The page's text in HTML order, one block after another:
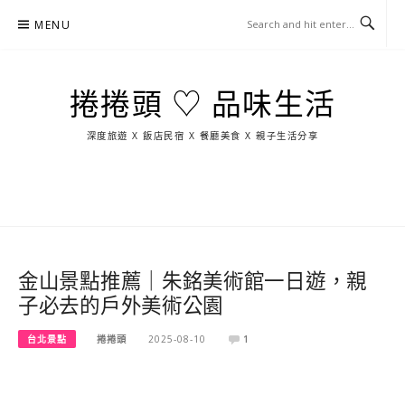
MENU
捲捲頭 ♡ 品味生活
深度旅遊 X 飯店民宿 X 餐廳美食 X 親子生活分享
金山景點推薦｜朱銘美術館一日遊，親
子必去的戶外美術公園
台北景點 捲捲頭 2025-08-10 1